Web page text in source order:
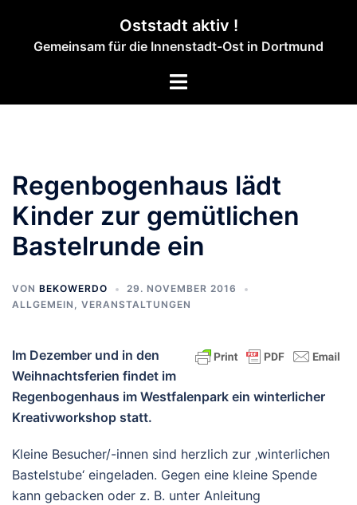
springen
Oststadt aktiv !
Gemeinsam für die Innenstadt-Ost in Dortmund
Menü
Regenbogenhaus lädt
Kinder zur gemütlichen
Bastelrunde ein
VON BEKOWERDO
29. NOVEMBER 2016
ALLGEMEIN , VERANSTALTUNGEN
Im Dezember und in den
Weihnachtsferien findet im
Regenbogenhaus im Westfalenpark ein winterlicher
Kreativworkshop statt.
Kleine Besucher/-innen sind herzlich zur ‚winterlichen
Bastelstube‘ eingeladen. Gegen eine kleine Spende
kann gebacken oder z. B. unter Anleitung